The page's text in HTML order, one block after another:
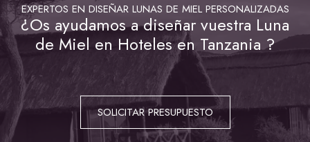
EXPERTOS EN DISEÑAR LUNAS DE MIEL PERSONALIZADAS
¿Os ayudamos a diseñar vuestra Luna
de Miel en Hoteles en Tanzania ?
SOLICITAR PRESUPUESTO